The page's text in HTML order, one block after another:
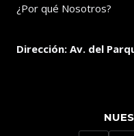
¿Por qué Nosotros?
Dirección: Av. del